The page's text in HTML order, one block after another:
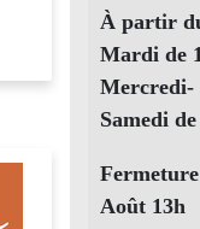
À partir
Mardi de
Mercredi-
Samedi
Août 13h